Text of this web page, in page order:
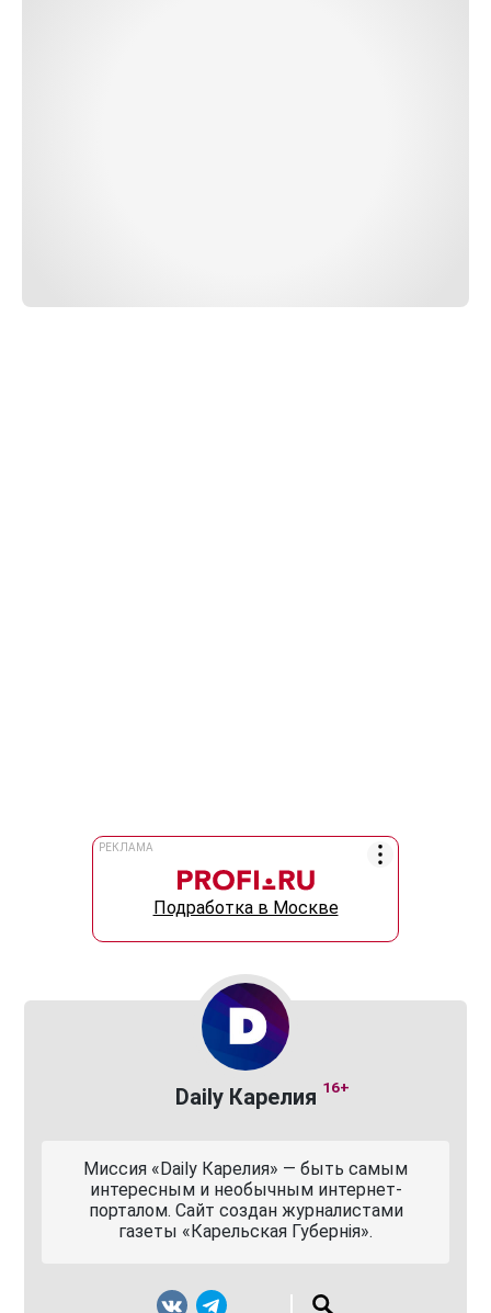
РЕКЛАМА
Подработка в Москве
Daily Карелия 16+
Миссия «Daily Карелия» — быть самым
интересным и необычным интернет-
порталом. Сайт создан журналистами
газеты «Карельская Губернiя».